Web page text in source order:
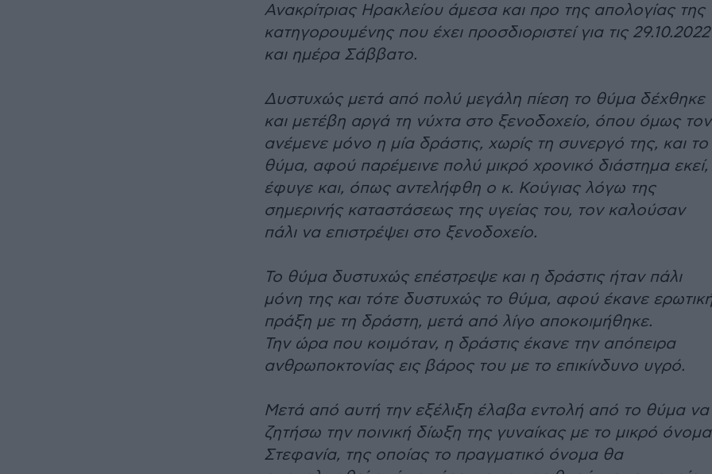
Ανακρίτριας Ηρακλείου άμεσα και προ της απολογίας της
κατηγορουμένης που έχει προσδιοριστεί για τις 29.10.2022
και ημέρα Σάββατο.
Δυστυχώς μετά από πολύ μεγάλη πίεση το θύμα δέχθηκε
και μετέβη αργά τη νύχτα στο ξενοδοχείο, όπου όμως τον
ανέμενε μόνο η μία δράστις, χωρίς τη συνεργό της, και το
θύμα, αφού παρέμεινε πολύ μικρό χρονικό διάστημα εκεί,
έφυγε και, όπως αντελήφθη ο κ. Κούγιας λόγω της
σημερινής καταστάσεως της υγείας του, τον καλούσαν
πάλι να επιστρέψει στο ξενοδοχείο.
Το θύμα δυστυχώς επέστρεψε και η δράστις ήταν πάλι
μόνη της και τότε δυστυχώς το θύμα, αφού έκανε
πράξη με τη δράστη, μετά από λίγο αποκοιμήθηκε.
Την ώρα που κοιμόταν, η δράστις έκανε την απόπειρα
ανθρωποκτονίας εις βάρος του με το επικίνδυνο υγρό.
Μετά από αυτή την εξέλιξη έλαβα εντολή από το θύμα να
ζητήσω την ποινική δίωξη της γυναίκας με το μικρό όνομα
Στεφανία, της οποίας το πραγματικό όνομα θα